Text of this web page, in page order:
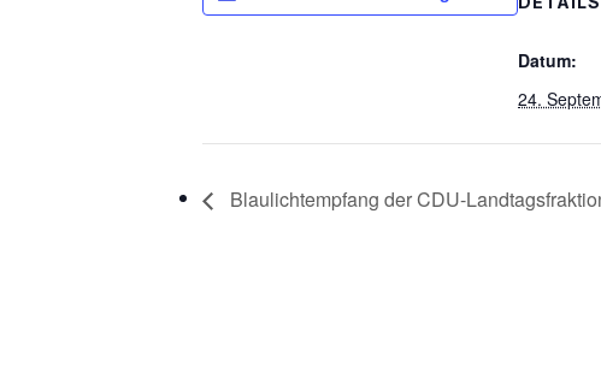
Datum:
24.
Blaulichtempfang der CDU-